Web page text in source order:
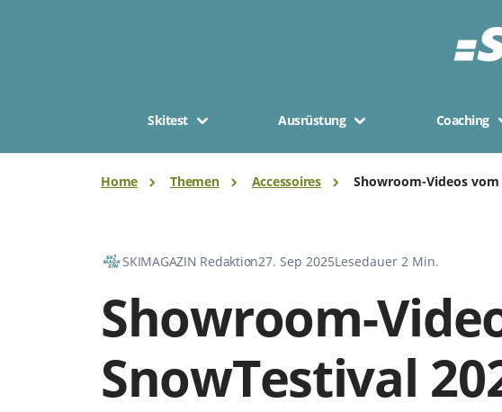
Skitest Ausrüstung Coaching
Home Themen Accessoires Showroom-Videos
SKIMAGAZIN Redaktion27. Sep 2025Lesedauer 2 Min.
Showroom-
SnowTestival